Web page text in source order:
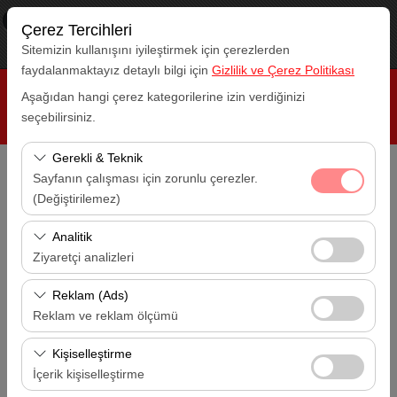
× RepeatCar
www.repeatcar.com
Ücretsiz - In Google Play
Çerez Tercihleri
Sitemizin kullanışını iyileştirmek için çerezlerden
faydalanmaktayız detaylı bilgi için Gizlilik ve Çerez Politikası
Aşağıdan hangi çerez kategorilerine izin verdiğinizi
seçebilirsiniz.
Gerekli & Teknik
Sayfanın çalışması için zorunlu çerezler.
(Değiştirilemez)
Bu çerezler sitenin doğru şekilde çalışması, güvenlik,
oturum yönetimi ve temel işlevler için gereklidir. Devre
dışı bırakılamaz.
Analitik
Ziyaretçi analizleri
Bu çerezler, sitemizin nasıl kullanıldığını (ziyaretçi sayısı,
en çok ziyaret edilen sayfalar, kullanıcı davranışları)
analiz etmemizi sağlar. Bu veriler, web sitesi
performansını ölçmek ve kullanıcı deneyimini sürekli
iyileştirmek için kullanılır.
Reklam (Ads)
Reklam ve reklam ölçümü
Bu çerezler, size ilgi alanlarınıza uygun kişiselleştirilmiş
reklamlar göstermemize ve reklam kampanyalarımızın
etkinliğini (gösterim sayısı, tıklama oranı) ölçmemize
Kişiselleştirme
İçerik kişiselleştirme
Alış Lokasyonu
Antalya Havalimanı (AYT)
Antalya Havalimanı (AYT)
Alış Tarihi
Bırakış Tarihi